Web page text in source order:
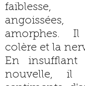
faiblesse,
amorphes.
colère et la
En insufflant
nouvelle, il